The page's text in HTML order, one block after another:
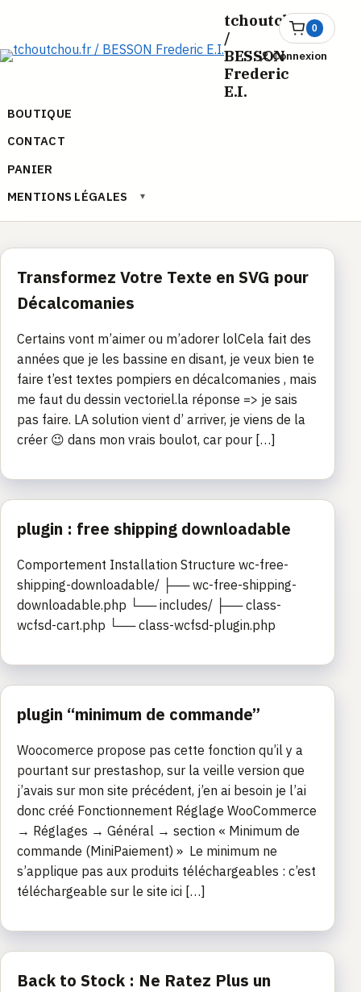
contenu
tchoutchou.fr
/
BESSON
Frederic
E.I.
BOUTIQUE
CONTACT
PANIER
MENTIONS LÉGALES
▾
0
Ouvrir
le
panier
Connexion
Transformez Votre Texte en SVG pour
Décalcomanies
Certains vont m’aimer ou m’adorer lolCela fait des
années que je les bassine en disant, je veux bien te
faire t’est textes pompiers en décalcomanies , mais
me faut du dessin vectoriel.la réponse => je sais
pas faire. LA solution vient d’ arriver, je viens de la
créer 😉 dans mon vrais boulot, car pour […]
plugin : free shipping downloadable
Comportement Installation Structure wc-free-
shipping-downloadable/ ├── wc-free-shipping-
downloadable.php └── includes/ ├── class-
wcfsd-cart.php └── class-wcfsd-plugin.php
plugin “minimum de commande”
Woocomerce propose pas cette fonction qu’il y a
pourtant sur prestashop, sur la veille version que
j’avais sur mon site précédent, j’en ai besoin je l’ai
donc créé Fonctionnement Réglage WooCommerce
→ Réglages → Général → section « Minimum de
commande (MiniPaiement) » Le minimum ne
s’applique pas aux produits téléchargeables : c’est
téléchargeable sur le site ici […]
Back to Stock : Ne Ratez Plus un